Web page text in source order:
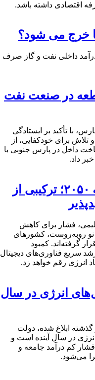
اقتصادی داشته باشد.
خرج می شود؟
نشان میدهد، درآمد داخلی نفت و گاز صرف
میلیون قطعه در صنعت نفت
با تأکید بر ایستادگی
تلاش برای خودکفایی، از
پروژه ساخت داخل در پارس جنوبی با
داد.
چشم‌انداز انرژی خاورمیانه ۲۰۵۰؛ ترکیبی از
فشار برای کاهش
نو روبه‌روست، کشورهای
گرفته‌اند. کمبود
سریع فناوری‌های دیجیتال
انرژی رقم خواهد زد.
انرژی در سال
سال ۱۴۰۵ که روز گذشته ابلاغ شده، دولت
در سال آینده است و
کم درآمد جامعه و
می‌شود.